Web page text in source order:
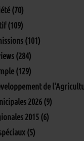
(70)
(109)
(101)
(284)
(129)
de
2026 (9)
2015 (6)
(5)